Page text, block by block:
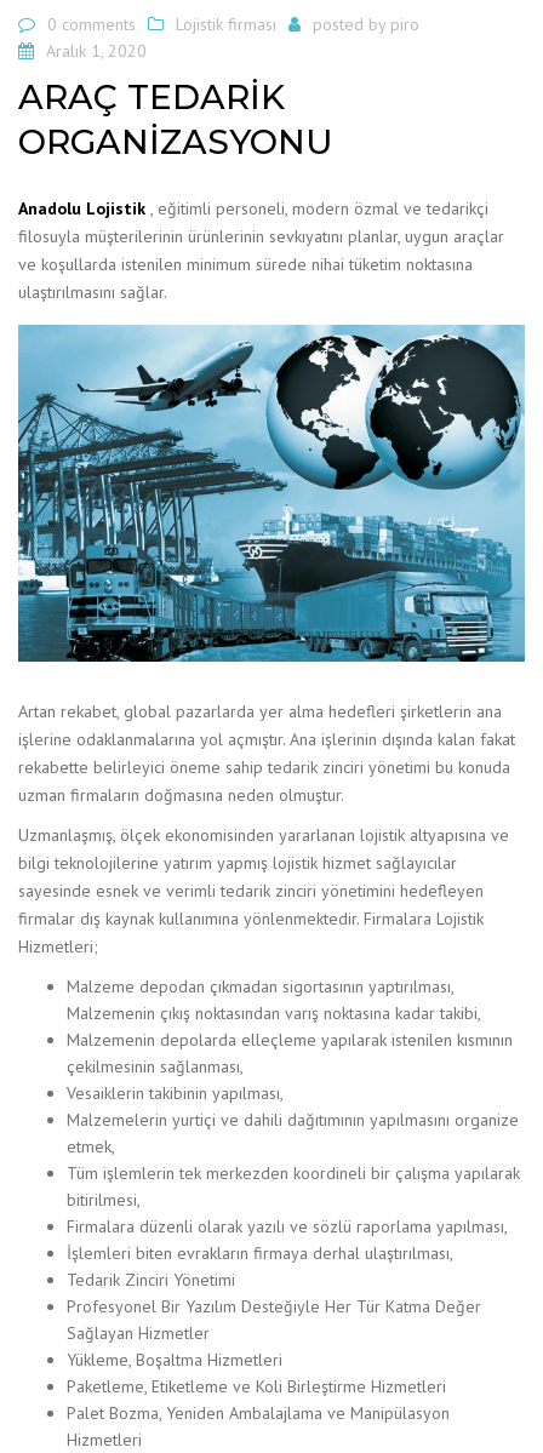
0 comments Lojistik firması posted by piro
Aralık 1, 2020
ARAÇ TEDARİK
ORGANİZASYONU
Anadolu Lojistik , eğitimli personeli, modern özmal ve tedarikçi
filosuyla müşterilerinin ürünlerinin sevkıyatını planlar, uygun araçlar
ve koşullarda istenilen minimum sürede nihai tüketim noktasına
ulaştırılmasını sağlar.
Artan rekabet, global pazarlarda yer alma hedefleri şirketlerin ana
işlerine odaklanmalarına yol açmıştır. Ana işlerinin dışında kalan fakat
rekabette belirleyici öneme sahip tedarik zinciri yönetimi bu konuda
uzman firmaların doğmasına neden olmuştur.
Uzmanlaşmış, ölçek ekonomisinden yararlanan lojistik altyapısına ve
bilgi teknolojilerine yatırım yapmış lojistik hizmet sağlayıcılar
sayesinde esnek ve verimli tedarik zinciri yönetimini hedefleyen
firmalar dış kaynak kullanımına yönlenmektedir. Firmalara Lojistik
Hizmetleri;
Malzeme depodan çıkmadan sigortasının yaptırılması,
Malzemenin çıkış noktasından varış noktasına kadar takibi,
Malzemenin depolarda elleçleme yapılarak istenilen kısmının
çekilmesinin sağlanması,
Vesaiklerin takibinin yapılması,
Malzemelerin yurtiçi ve dahili dağıtımının yapılmasını organize
etmek,
Tüm işlemlerin tek merkezden koordineli bir çalışma yapılarak
bitirilmesi,
Firmalara düzenli olarak yazılı ve sözlü raporlama yapılması,
İşlemleri biten evrakların firmaya derhal ulaştırılması,
Tedarik Zinciri Yönetimi
Profesyonel Bir Yazılım Desteğiyle Her Tür Katma Değer
Sağlayan Hizmetler
Yükleme, Boşaltma Hizmetleri
Paketleme, Etiketleme ve Koli Birleştirme Hizmetleri
Palet Bozma, Yeniden Ambalajlama ve Manipülasyon
Hizmetleri